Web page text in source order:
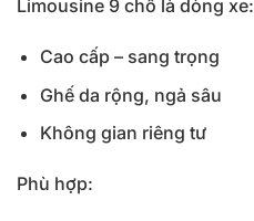
Limousine 9 chỗ là dòng xe:
Cao cấp – sang trọng
Ghế da rộng, ngả sâu
Không gian riêng tư
Phù hợp: